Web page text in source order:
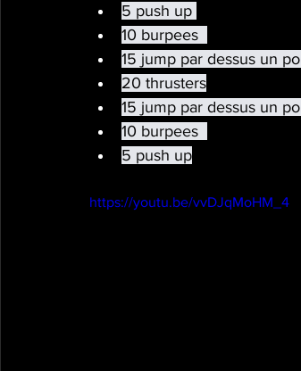
5 push up
10 burpees
15 jump par dessus un
20 thrusters
15 jump par dessus un
10 burpees
5 push up
https://youtu.be/vvDJqMoHM_4